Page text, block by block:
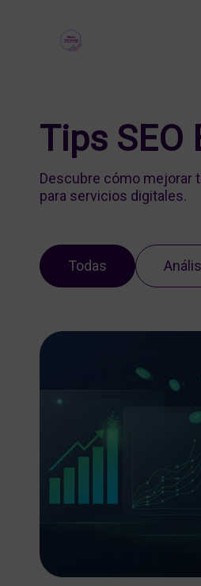
Tips SEO
Descubre cómo mejorar
para servicios digitales.
Todas